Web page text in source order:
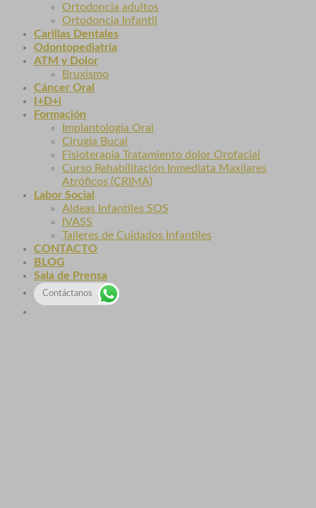
Ortodoncia adultos
Ortodoncia Infantil
Carillas Dentales
Odontopediatría
ATM y Dolor
Bruxismo
Cáncer Oral
I+D+i
Formación
Implantología Oral
Cirugía Bucal
Fisioterapia Tratamiento dolor Orofacial
Curso Rehabilitación Inmediata Maxilares
Atróficos (CRIMA)
Labor Social
Aldeas Infantiles SOS
IVASS
Talleres de Cuidados Infantiles
CONTACTO
BLOG
Sala de Prensa
Contáctanos